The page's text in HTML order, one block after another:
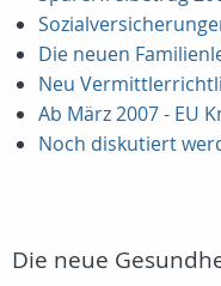
Die neuen
Neu
Ab März 2007 - EU
Noch diskutiert
Die neue